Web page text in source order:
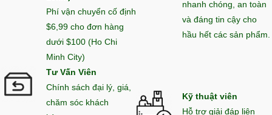
Phí vận chuyển cố định
$6,99 cho đơn hàng
dưới $100 (Ho Chi
Minh City)
nhanh chóng, an toàn
và đáng tin cậy cho
hầu hết các sản phẩm.
Tư Vấn Viên
Chính sách đại lý, giá,
chăm sóc khách
Kỹ thuật viên
Hỗ trợ giải đáp liên